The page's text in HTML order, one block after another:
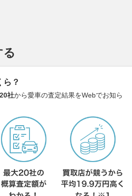
る
ら？
社から愛車の査定結果をWebでお知ら